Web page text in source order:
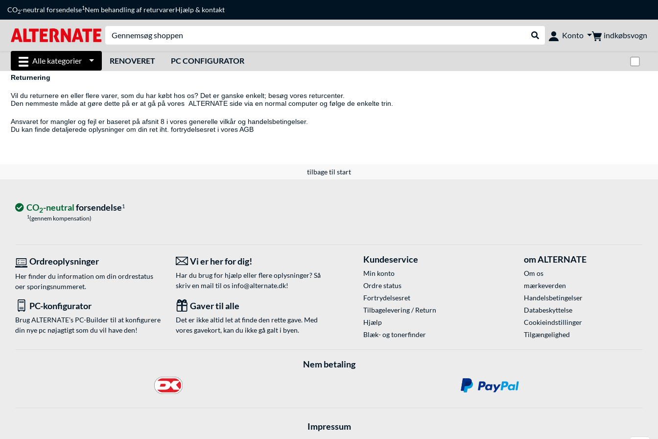
CO2-neutral forsendelse1Nem behandling af returvarerHjælp& kontakt
Udfør søgning
Konto indkøbsvogn
Alle kategorier RENOVERET PC CONFIGURATOR
Returnering
Vil du returnere en eller flere varer, som du har købt hos os? Det er ganske enkelt; besøg vores returcenter.
Den nemmeste måde at gøre dette på er at gå på vores ALTERNATE side via en normal computer og følge de enkelte trin.
Ansvaret for mangler og fejl er baseret på afsnit 8 i vores generelle vilkår og handelsbetingelser.
Du kan finde detaljerede oplysninger om din ret iht. fortrydelsesret i vores AGB
tilbage til start
CO2-neutralforsendelse1
1(gennem kompensation)
Ordreoplysninger
Her finder du information om din ordrestatus
oer sporingsnummeret.
Vi er her for dig!
Har du brug for hjælp eller flere oplysninger? Så
skriv en mail til os info@alternate.dk!
PC-konfigurator
Brug ALTERNATE's PC-Builder til at konfigurere
din nye pc nøjagtigt som du vil have den!
Gaver til alle
Det er ikke altid let at finde den rette gave. Med
vores gavekort, kan du ikke gå galt i byen.
Kundeservice
Min konto
Ordre status
Fortrydelsesret
Tilbagelevering / Return
Hjælp
Blæk- og tonerfinder
om ALTERNATE
Om os
mærkeverden
Handelsbetingelser
Databeskyttelse
Cookieindstillinger
Tilgængelighed
Nem betaling
Impressum